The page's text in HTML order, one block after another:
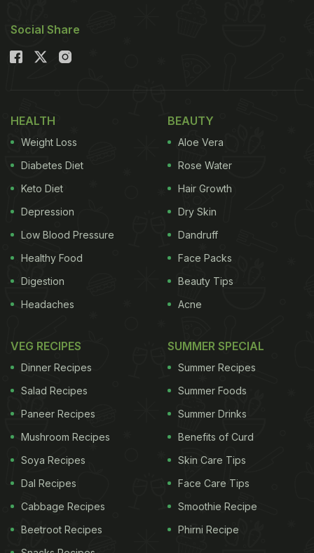
Social Share
HEALTH
Weight Loss
Diabetes Diet
Keto Diet
Depression
Low Blood Pressure
Healthy Food
Digestion
Headaches
BEAUTY
Aloe Vera
Rose Water
Hair Growth
Dry Skin
Dandruff
Face Packs
Beauty Tips
Acne
VEG RECIPES
Dinner Recipes
Salad Recipes
Paneer Recipes
Mushroom Recipes
Soya Recipes
Dal Recipes
Cabbage Recipes
Beetroot Recipes
SUMMER SPECIAL
Summer Recipes
Summer Foods
Summer Drinks
Benefits of Curd
Skin Care Tips
Face Care Tips
Smoothie Recipe
Phirni Recipe